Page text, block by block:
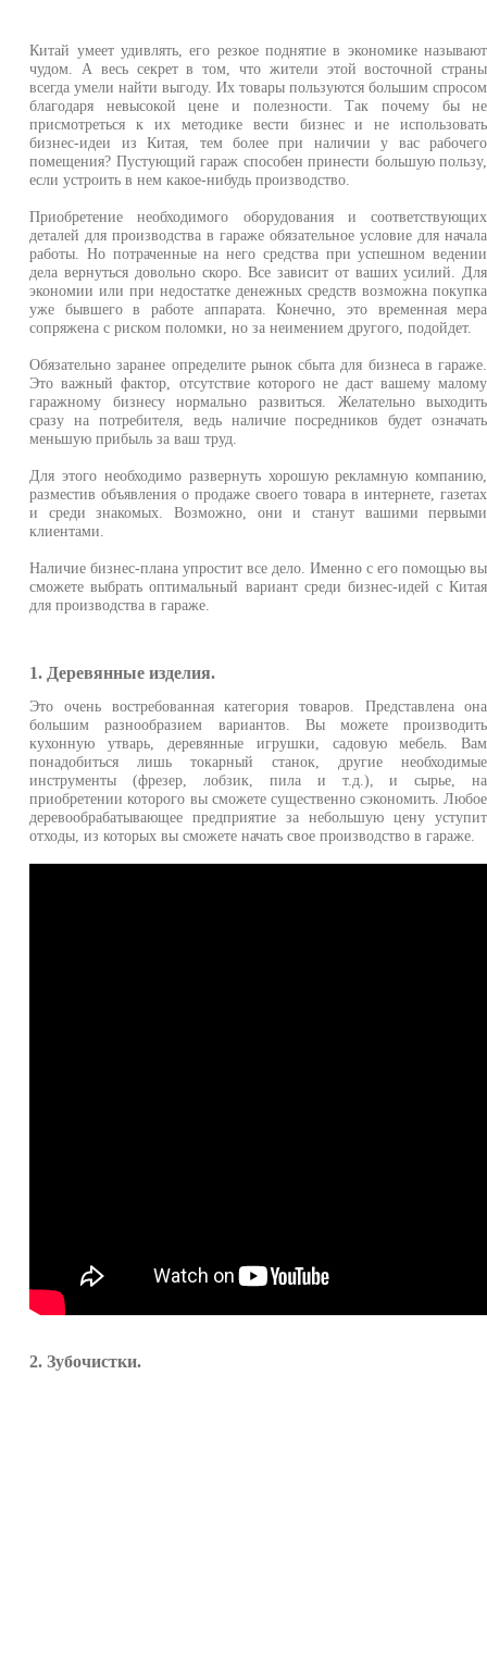
Китай умеет удивлять, его резкое поднятие в экономике называют
чудом. А весь секрет в том, что жители этой восточной страны
всегда умели найти выгоду. Их товары пользуются большим спросом
благодаря невысокой цене и полезности. Так почему бы не
присмотреться к их методике вести бизнес и не использовать
бизнес-идеи из Китая, тем более при наличии у вас рабочего
помещения? Пустующий гараж способен принести большую пользу,
если устроить в нем какое-нибудь производство.
Приобретение необходимого оборудования и соответствующих
деталей для производства в гараже обязательное условие для начала
работы. Но потраченные на него средства при успешном ведении
дела вернуться довольно скоро. Все зависит от ваших усилий. Для
экономии или при недостатке денежных средств возможна покупка
уже бывшего в работе аппарата. Конечно, это временная мера
сопряжена с риском поломки, но за неимением другого, подойдет.
Обязательно заранее определите рынок сбыта для бизнеса в гараже.
Это важный фактор, отсутствие которого не даст вашему малому
гаражному бизнесу нормально развиться. Желательно выходить
сразу на потребителя, ведь наличие посредников будет означать
меньшую прибыль за ваш труд.
Для этого необходимо развернуть хорошую рекламную компанию,
разместив объявления о продаже своего товара в интернете, газетах
и среди знакомых. Возможно, они и станут вашими первыми
клиентами.
Наличие бизнес-плана упростит все дело. Именно с его помощью вы
сможете выбрать оптимальный вариант среди бизнес-идей с Китая
для производства в гараже.
1. Деревянные изделия.
Это очень востребованная категория товаров. Представлена она
большим разнообразием вариантов. Вы можете производить
кухонную утварь, деревянные игрушки, садовую мебель. Вам
понадобиться лишь токарный станок, другие необходимые
инструменты (фрезер, лобзик, пила и т.д.), и сырье, на
приобретении которого вы сможете существенно сэкономить. Любое
деревообрабатывающее предприятие за небольшую цену уступит
отходы, из которых вы сможете начать свое производство в гараже.
2. Зубочистки.